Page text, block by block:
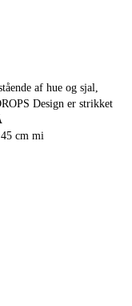
af hue og sjal,
Design er strikket
cm mi